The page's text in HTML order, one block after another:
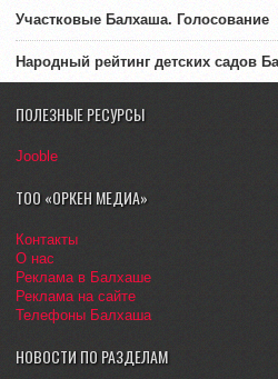
Участковые Балхаша. Голосование
Народный рейтинг детских садов
ПОЛЕЗНЫЕ РЕСУРСЫ
Jooble
ТОО «ОРКЕН МЕДИА»
Контакты
О нас
Реклама в Балхаше
Реклама на сайте
Телефоны Балхаша
НОВОСТИ ПО РАЗДЕЛАМ